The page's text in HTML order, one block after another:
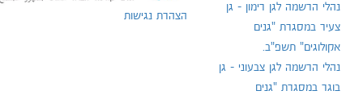
נהלי הרשמה לגן רימון - גן
צעיר במסגרת "גנים
אקולוגים" תשפ"ב.
נהלי הרשמה לגן צבעוני - גן
בוגר במסגרת "גנים
הצהרת נגישות